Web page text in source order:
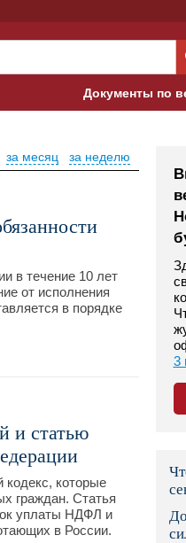
Документы по
Банк России
Верховный
Минтруд
Пенсионный
Роструд
Социальный
за неделю
за месяц
в течение 10 лет
от исполнения
в порядке
и статью
которые
граждан. Статья
уплаты НДФЛ и
в России.
3